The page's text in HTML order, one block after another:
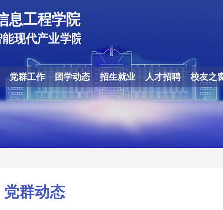
党群工作 团学动态 招生就业 人才招聘 校友之
党群动态